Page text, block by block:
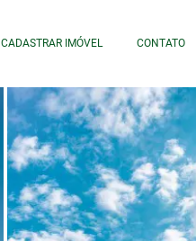
CADASTRAR IMÓVEL CONTATO